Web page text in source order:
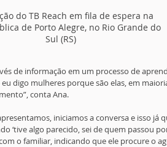
do TB Reach em fila de espera na
de Porto Alegre, no Rio Grande do
Sul (RS)
de informação em um processo de
eu digo mulheres porque são elas, em
conta Ana.
iniciamos a conversa e isso
‘tive algo parecido, sei de quem passou
o familiar, indicando que ele procure o